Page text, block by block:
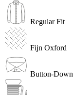
Regular Fit
Fijn Oxford
Button-Down